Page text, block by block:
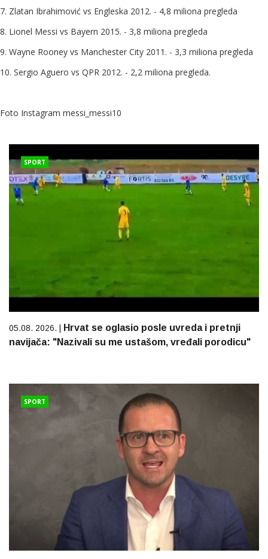
7. Zlatan Ibrahimović vs Engleska 2012. - 4,8 miliona pregleda
8. Lionel Messi vs Bayern 2015. - 3,8 miliona pregleda
9. Wayne Rooney vs Manchester City 2011. - 3,3 miliona pregleda
10. Sergio Aguero vs QPR 2012. - 2,2 miliona pregleda.
Foto Instagram messi_messi10
SPORT
05.08. 2026. | Hrvat se oglasio posle uvreda i pretnji
navijača: "Nazivali su me ustašom, vređali porodicu"
SPORT